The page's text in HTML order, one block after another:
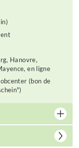
Hanovre,
en ligne
(bon de